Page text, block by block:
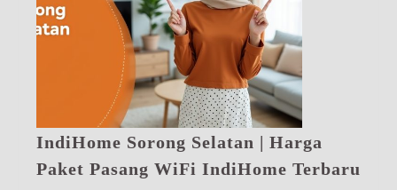
IndiHome Sorong Selatan | Harga
Paket Pasang WiFi IndiHome Terbaru